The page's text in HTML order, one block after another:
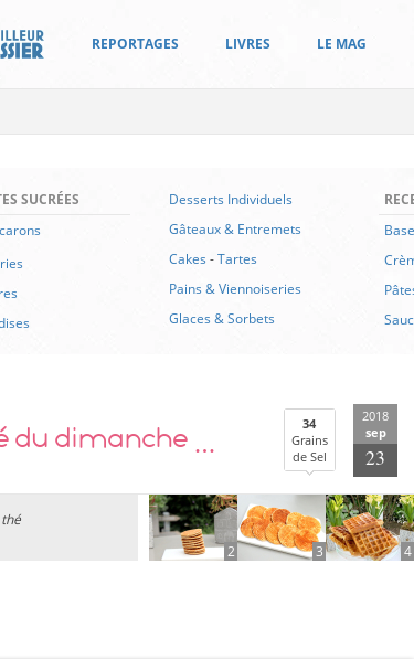
REPORTAGES LIVRES LE MAG
SUCRÉES
Desserts Individuels
Gâteaux & Entremets
Cakes -Tartes
Pains & Viennoiseries
Glaces & Sorbets
du dimanche …
34
Grains
de Sel
2018
sep
23
2
3 4